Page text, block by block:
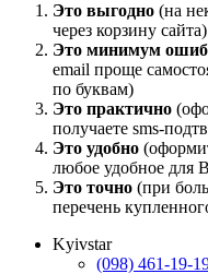
Это выгодно (на
через корзину сайта)
Это минимум
email проще
по буквам)
Это практично
получаете sms-
Это удобно
любое удобное для
Это точно (при
перечень
Kyivstar
(098) 461-19-